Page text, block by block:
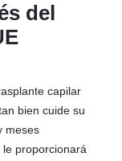
del
capilar
bien cuide su
meses
proporcionará